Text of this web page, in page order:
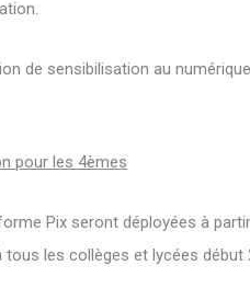
de sensibilisation au
pour les 4èmes
Pix seront déployées à
les collèges et lycées